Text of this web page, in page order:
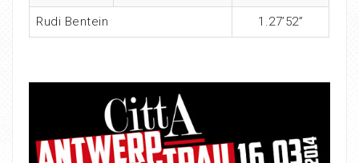
Rudi Bentein 1.27’52”